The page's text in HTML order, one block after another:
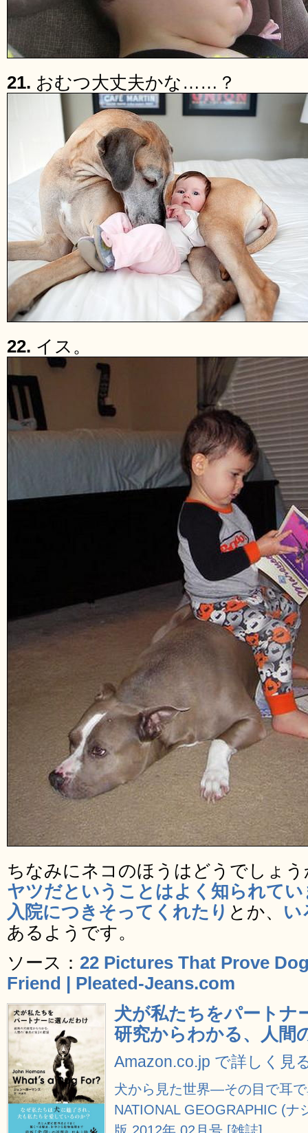
21. おむつ大丈夫かな……？
22. イス。
ちなみにネコのほうはどうでしょう
ヤツだということはよく知られてい
入院につきそってくれたり とか、 い
あるようです。
ソース： 22 Pictures That Prove
Friend | Pleated-Jeans.com
犬が私たちをパートナ
研究からわかる、人間
Amazon.co.jp で詳しく見
犬から見た世界―その目で耳
NATIONAL GEOGRAPHIC (